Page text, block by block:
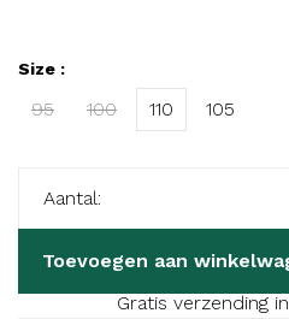
Size :
95 100 110 105
Aantal:
Toevoegen aan
Gratis verzending